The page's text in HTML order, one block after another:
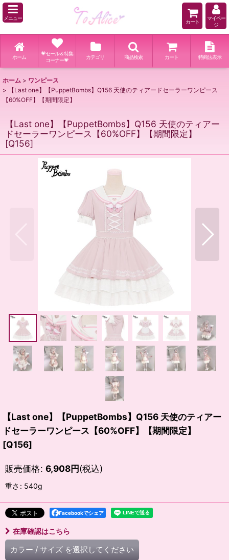
メニュー
カート
マイペー
ジ
ホーム
💗セール＆特集
コーナー💗
カテゴリ 商品検索 カート 特商法表示
ホーム > ワンピース
>
【Last one】【PuppetBombs】Q156 天使のティアードセーラーワンピース
【60%OFF】【期間限定】
【Last one】【PuppetBombs】Q156 天使のティアー
ドセーラーワンピース【60%OFF】【期間限定】
[Q156]
【Last one】【PuppetBombs】Q156 天使のティアー
ドセーラーワンピース【60%OFF】【期間限定】
[Q156]
販売価格: 6,908円(税込)
重さ : 540g
Facebookでシェア
在庫確認はこちら
カラー / サイズ を選択してください